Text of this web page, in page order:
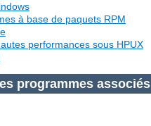
à base de paquets RPM
performances sous HPUX
programmes associés